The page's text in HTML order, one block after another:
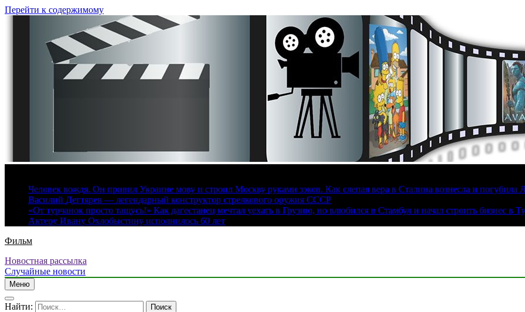
Перейти к содержимому
Человек вождя. Он привил Украине мову и строил Москву руками зэков. Как слепая вера в Сталина вознесла и погубила
Василий Дегтярев — легендарный конструктор стрелкового оружия СССР
«От турчанок просто тащусь!» Как дагестанец мечтал уехать в Грузию, но влюбился в Стамбул и начал строить бизнес в
Актеру Ивану Охлобыстину исполнилось 60 лет
Фильм
Новостная рассылка
Случайные новости
Меню
Найти: